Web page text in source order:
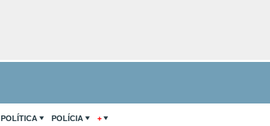
POLÍTICA POLÍCIA +